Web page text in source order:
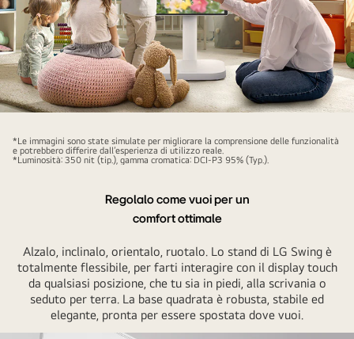
picture
shows
children
playing
LG
*Le immagini sono state simulate per migliorare la comprensione delle funzionalità
e potrebbero differire dall’esperienza di utilizzo reale.
*Luminosità: 350 nit (tip.), gamma cromatica: DCI-P3 95% (Typ.).
Regolalo come vuoi per un
comfort ottimale
Alzalo, inclinalo, orientalo, ruotalo. Lo stand di LG Swing è
totalmente flessibile, per farti interagire con il display touch
da qualsiasi posizione, che tu sia in piedi, alla scrivania o
seduto per terra. La base quadrata è robusta, stabile ed
elegante, pronta per essere spostata dove vuoi.